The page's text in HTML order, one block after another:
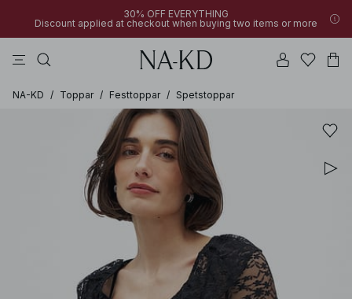
30% OFF EVERYTHING
Discount applied at checkout when buying two items or more
NA-KD / Toppar / Festtoppar / Spetstoppar